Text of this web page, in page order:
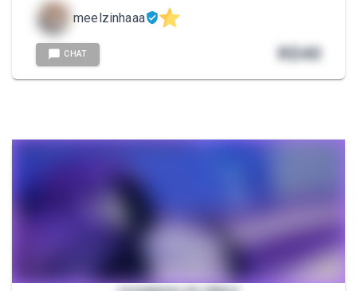
meelzinhaaa
CHAT R$40